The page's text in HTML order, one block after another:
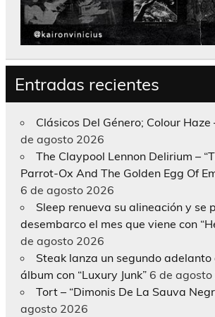
Entradas recientes
Clásicos Del Género; Colour Haze
de agosto 2026
The Claypool Lennon Delirium –
Parrot-Ox And The Golden Egg Of
6 de agosto 2026
Sleep renueva su alineación y se
desembarco el mes que viene con
de agosto 2026
Steak lanza un segundo
álbum con “Luxury Junk” 6 de
Tort – “Dimonis De La Sauva
agosto 2026